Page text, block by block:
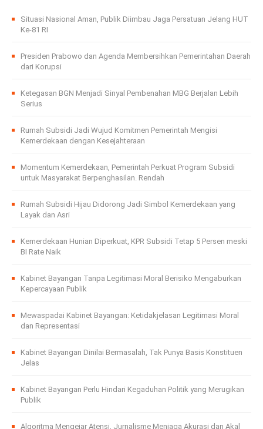
Situasi Nasional Aman, Publik Diimbau Jaga Persatuan Jelang HUT
Ke-81 RI
Presiden Prabowo dan Agenda Membersihkan Pemerintahan Daerah
dari Korupsi
Ketegasan BGN Menjadi Sinyal Pembenahan MBG Berjalan Lebih
Serius
Rumah Subsidi Jadi Wujud Komitmen Pemerintah Mengisi
Kemerdekaan dengan Kesejahteraan
Momentum Kemerdekaan, Pemerintah Perkuat Program Subsidi
untuk Masyarakat Berpenghasilan. Rendah
Rumah Subsidi Hijau Didorong Jadi Simbol Kemerdekaan yang
Layak dan Asri
Kemerdekaan Hunian Diperkuat, KPR Subsidi Tetap 5 Persen meski
BI Rate Naik
Kabinet Bayangan Tanpa Legitimasi Moral Berisiko Mengaburkan
Kepercayaan Publik
Mewaspadai Kabinet Bayangan: Ketidakjelasan Legitimasi Moral
dan Representasi
Kabinet Bayangan Dinilai Bermasalah, Tak Punya Basis Konstituen
Jelas
Kabinet Bayangan Perlu Hindari Kegaduhan Politik yang Merugikan
Publik
Algoritma Mengejar Atensi, Jurnalisme Menjaga Akurasi dan Akal